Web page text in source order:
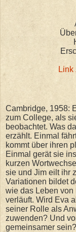
Link
Cambridge, 1958:
zum College, als
beobachtet. Was
erzählt. Einmal
kommt über ihren
Einmal gerät sie
kurzen
sie und Jim eilt ihr
Variationen bildet
wie das Leben von
verläuft. Wird Eva
seiner Rolle als
zuwenden? Und
gemeinsamer sein?